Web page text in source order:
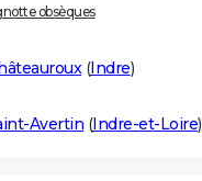
obsèques
(Indre)
Avertin (Indre-et-Loire)